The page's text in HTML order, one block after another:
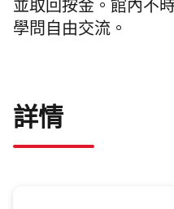
並取回按金。館內不
學問自由交流。
詳情